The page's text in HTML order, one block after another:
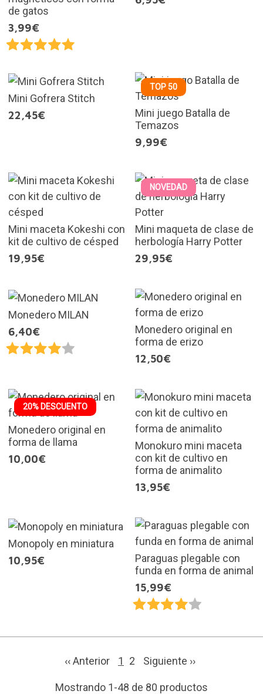
de gatos
3,99€
Mini Gofrera Stitch
22,45€
TOP 50
Mini juego Batalla de
Temazos
9,99€
Mini maceta Kokeshi con
kit de cultivo de césped
19,95€
NOVEDAD
Mini maqueta de clase de
herbología Harry Potter
29,95€
Monedero MILAN
6,40€
Monedero original en
forma de erizo
12,50€
20% DESCUENTO
Monedero original en
forma de llama
10,00€
Monokuro mini maceta
con kit de cultivo en
forma de animalito
13,95€
Monopoly en miniatura
10,95€
Paraguas plegable con
funda en forma de animal
15,99€
‹‹ Anterior 1 2 Siguiente ››
Mostrando 1-48 de 80 productos